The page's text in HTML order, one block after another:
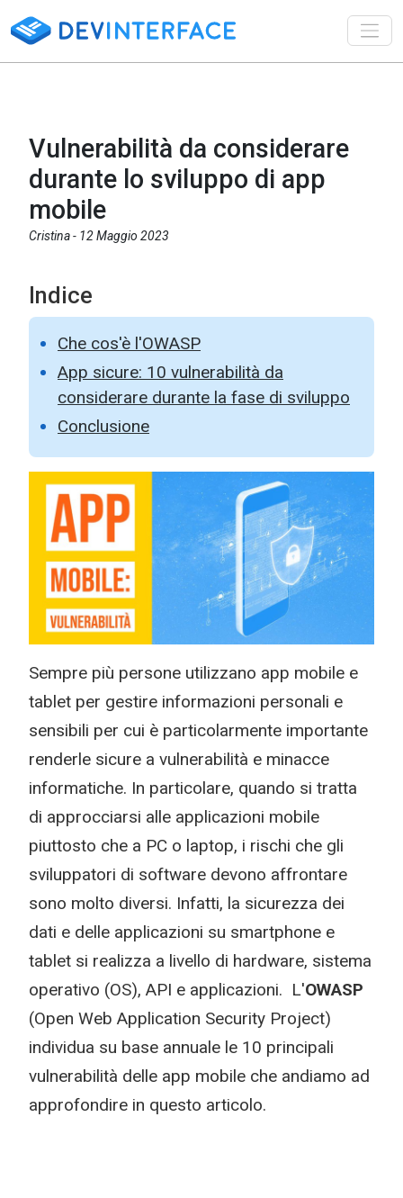
Vulnerabilità da considerare
durante lo sviluppo di app
mobile
Cristina - 12 Maggio 2023
Indice
Che cos'è l'OWASP
App sicure: 10 vulnerabilità da
considerare durante la fase di sviluppo
Conclusione
Sempre più persone utilizzano app mobile e
tablet per gestire informazioni personali e
sensibili per cui è particolarmente importante
renderle sicure a vulnerabilità e minacce
informatiche. In particolare, quando si tratta
di approcciarsi alle applicazioni mobile
piuttosto che a PC o laptop, i rischi che gli
sviluppatori di software devono affrontare
sono molto diversi. Infatti, la sicurezza dei
dati e delle applicazioni su smartphone e
tablet si realizza a livello di hardware, sistema
operativo (OS), API e applicazioni. L'OWASP
(Open Web Application Security Project)
individua su base annuale le 10 principali
vulnerabilità delle app mobile che andiamo ad
approfondire in questo articolo.